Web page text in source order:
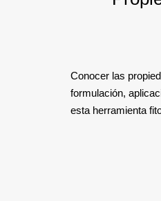
Conocer las
formulación,
esta herramienta